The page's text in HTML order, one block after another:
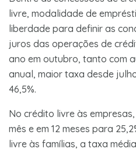
livre, modalidade de
liberdade para definir as
juros das operações de
ano em outubro, tanto com
anual, maior taxa desde
46,5%.
No crédito livre às
mês e em 12 meses para
livre às famílias, a taxa